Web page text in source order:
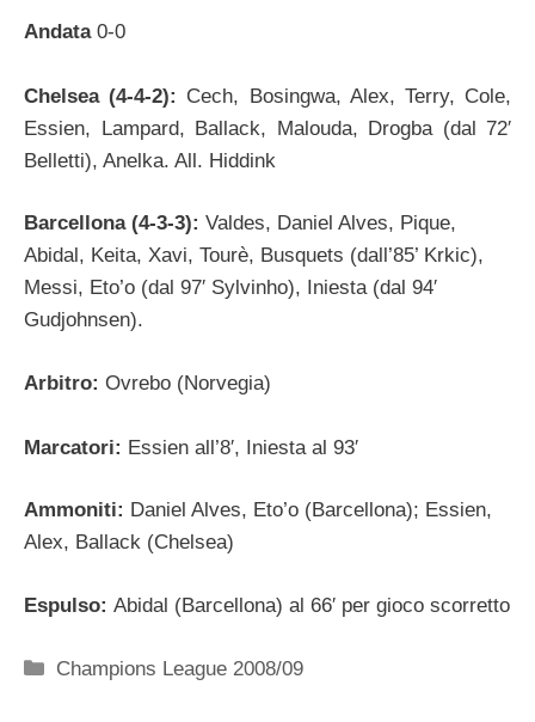
Andata0-0
Chelsea (4-4-2): Cech, Bosingwa, Alex, Terry, Cole,
Essien, Lampard, Ballack, Malouda, Drogba (dal 72′
Belletti), Anelka. All. Hiddink
Barcellona (4-3-3): Valdes, Daniel Alves, Pique,
Abidal, Keita, Xavi, Tourè, Busquets (dall’85’ Krkic),
Messi, Eto’o (dal 97′ Sylvinho), Iniesta (dal 94′
Gudjohnsen).
Arbitro: Ovrebo (Norvegia)
Marcatori: Essien all’8′, Iniesta al 93′
Ammoniti: Daniel Alves, Eto’o (Barcellona); Essien,
Alex, Ballack (Chelsea)
Espulso: Abidal (Barcellona) al 66′ per gioco scorretto
Categorie
Champions League 2008/09